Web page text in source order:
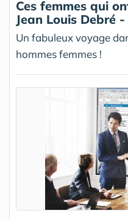
Ces femmes qui
Jean Louis Debré
Un fabuleux voyage
hommes femmes !